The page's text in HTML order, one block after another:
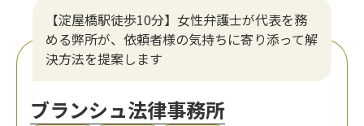
【淀屋橋駅徒歩10分】女性弁護士が代表を務
める弊所が、依頼者様の気持ちに寄り添って解
決方法を提案します
ブランシュ法律事務所